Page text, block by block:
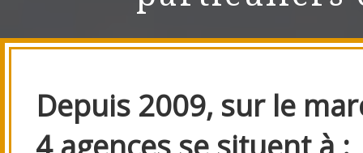
Depuis 2009, sur le